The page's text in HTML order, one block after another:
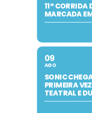
11ª
MARCADA
09
AGO
SONIC
PRIMEIRA
TEATRAL E